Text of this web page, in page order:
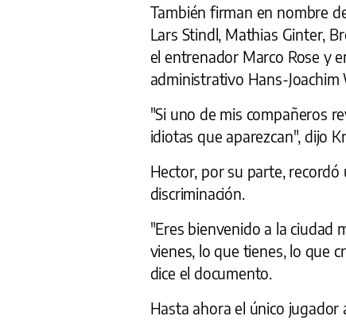
También firman en nombre
Lars Stindl, Mathias Ginter,
el entrenador Marco Rose y
administrativo Hans-Joachim
"Si uno de mis compañeros
idiotas que aparezcan", dijo
Hector, por su parte,
discriminación.
"Eres bienvenido a la ciudad
vienes, lo que tienes, lo que
dice el documento.
Hasta ahora el único